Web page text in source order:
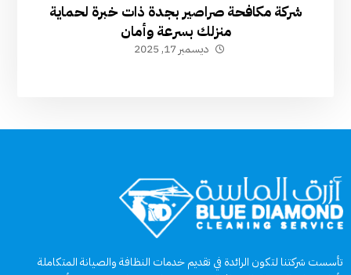
شركة مكافحة صراصير بجدة ذات خبرة لحماية
منزلك بسرعة وأمان
ديسمبر 17, 2025
تأسست شركتنا لتكون الرائدة في تقديم خدمات النظافة والصيانة المتكاملة